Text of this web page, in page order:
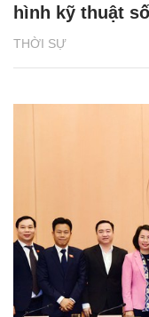
THỜI SỰ
hình kỹ thuật